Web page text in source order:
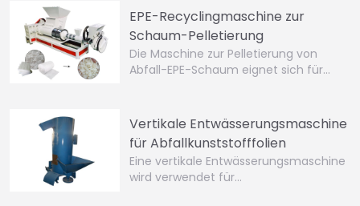
EPE-Recyclingmaschine zur
Schaum-Pelletierung
Die Maschine zur Pelletierung von
Abfall-EPE-Schaum eignet sich für…
Vertikale Entwässerungsmaschine
für Abfallkunststofffolien
Eine vertikale Entwässerungsmaschine
wird verwendet für…